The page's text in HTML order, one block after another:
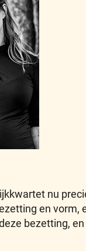
nu
en vorm,
bezetting,